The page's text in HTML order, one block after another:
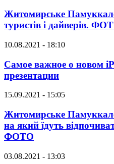
Житомирське
туристів і дайверів.
10.08.2021 - 18:10
Самое важное о новом
презентации
15.09.2021 - 15:05
Житомирське
на який їдуть
ФОТО
03.08.2021 - 13:03